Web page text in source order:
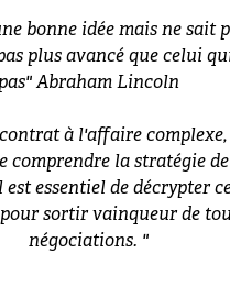
bonne idée mais ne sait
plus avancé que celui
pas" Abraham Lincoln
à l'affaire
comprendre la stratégie
essentiel de décrypter
sortir vainqueur de
négociations. "